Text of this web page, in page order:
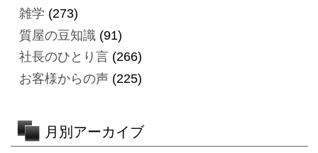
雑学 (273)
質屋の豆知識(91)
社長のひとり言(266)
お客様からの声(225)
月別アーカイブ